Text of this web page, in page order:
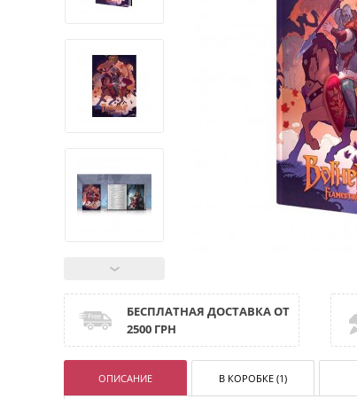
БЕСПЛАТНАЯ ДОСТАВКА ОТ
2500 ГРН
ОПИСАНИЕ В КОРОБКЕ (1)